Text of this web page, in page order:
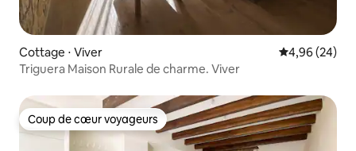
Cottage ⋅ Viver Évaluation
4,96 (24)
Triguera Maison Rurale de charme. Viver
Coup de cœur voyageurs
Coup de cœur voyageurs